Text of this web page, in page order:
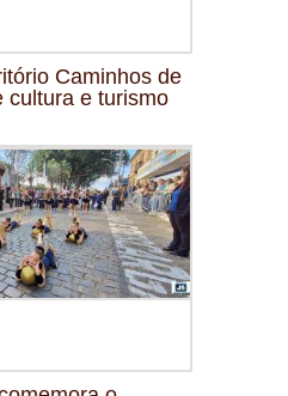
Caminhos de
cultura e turismo